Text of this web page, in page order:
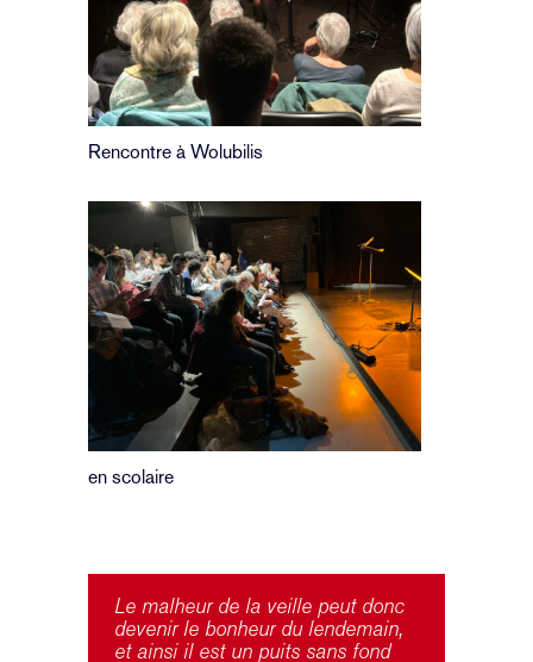
Rencontre à Wolubilis
en scolaire
Le malheur de la veille peut donc
devenir le bonheur du lendemain,
et ainsi il est un puits sans fond